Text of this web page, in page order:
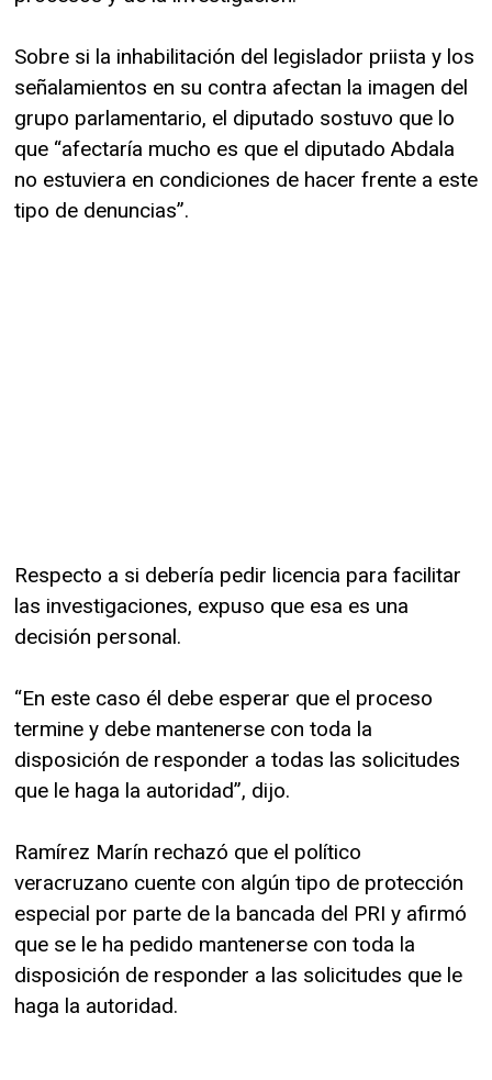
Sobre si la inhabilitación del legislador priista y los
señalamientos en su contra afectan la imagen del
grupo parlamentario, el diputado sostuvo que lo
que “afectaría mucho es que el diputado Abdala
no estuviera en condiciones de hacer frente a este
tipo de denuncias”.
Respecto a si debería pedir licencia para facilitar
las investigaciones, expuso que esa es una
decisión personal.
“En este caso él debe esperar que el proceso
termine y debe mantenerse con toda la
disposición de responder a todas las solicitudes
que le haga la autoridad”, dijo.
Ramírez Marín rechazó que el político
veracruzano cuente con algún tipo de protección
especial por parte de la bancada del PRI y afirmó
que se le ha pedido mantenerse con toda la
disposición de responder a las solicitudes que le
haga la autoridad.